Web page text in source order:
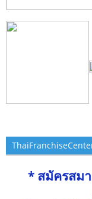
* สมัครสม